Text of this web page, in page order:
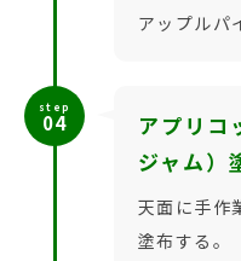
アップルパ
step
04
アプリコ
ジャム）
天面に手作
塗布する。